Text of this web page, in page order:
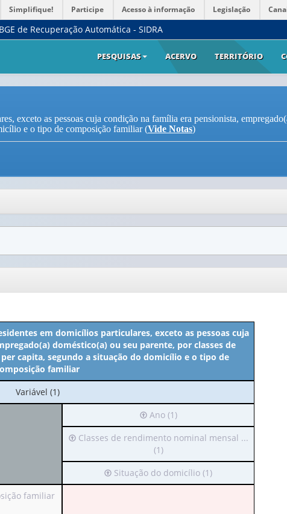
Simplifique! Participe Acesso à informação Legislação
de Recuperação Automática - SIDRA
PESQUISAS ACERVO TERRITÓRIO
exceto as pessoas cuja condição na família era pensionista,
e o tipo de composição familiar (Vide Notas)
em domicílios particulares, exceto as pessoas cuja
doméstico(a) ou seu parente, por classes de
capita, segundo a situação do domicílio e o tipo de
familiar
No
cabeçalho:
Variável (1)
Irá
para
o
cabeçalho
(possui
apenas
1
Ano (1)
Irá
o
cabeçalho
(possui
Classes de rendimento nominal mensal ...
(1)
Irá
para
Situação do domicílio (1)
familiar